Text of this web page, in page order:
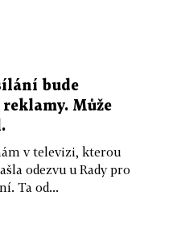
bude
Může
v televizi, kterou
odezvu u Rady pro
Ta od...